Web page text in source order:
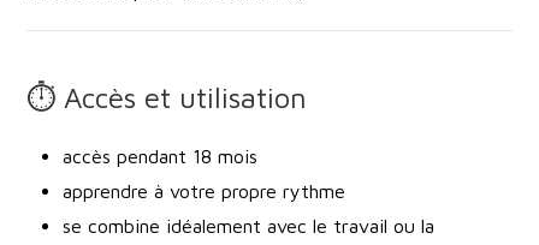
⏱️ Accès et utilisation
accès pendant 18 mois
apprendre à votre propre rythme
se combine idéalement avec le travail ou la